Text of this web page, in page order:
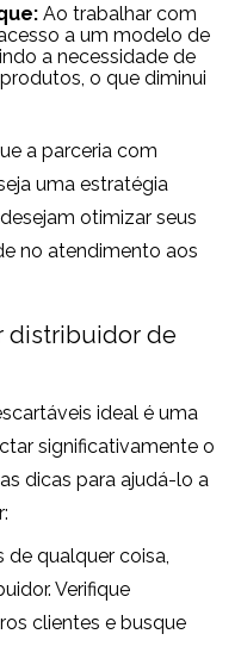
Ao trabalhar com
a um modelo de
a necessidade de
o que diminui
a parceria com
uma estratégia
otimizar seus
no atendimento aos
distribuidor de
ideal é uma
significativamente o
dicas para ajudá-lo a
de qualquer coisa,
Verifique
clientes e busque